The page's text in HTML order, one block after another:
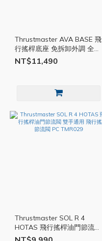
Thrustmaster AVA BASE 飛
行搖桿底座 免拆卸外調 全金
屬 全航空機型 PC 飛行搖桿
NT$11,490
Thrustmaster SOL R 4
HOTAS 飛行搖桿油門節流閥
雙手通用 飛行搖桿 節流閥